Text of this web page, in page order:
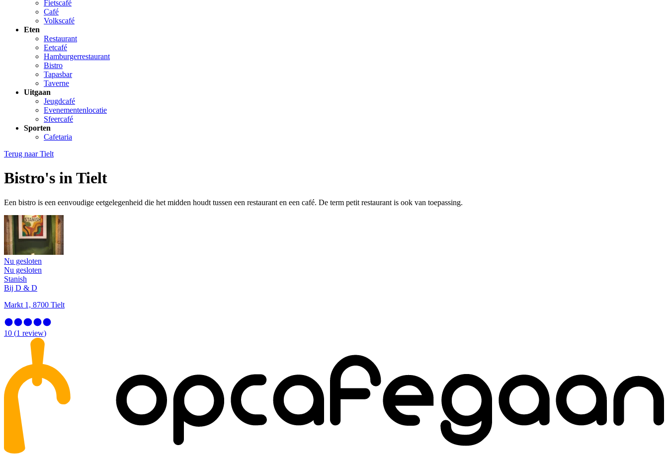
Fietscafé
Café
Volkscafé
Eten
Restaurant
Eetcafé
Hamburgerrestaurant
Bistro
Tapasbar
Taverne
Uitgaan
Jeugdcafé
Evenementenlocatie
Sfeercafé
Sporten
Cafetaria
Terug naar Tielt
Bistro's in Tielt
Een bistro is een eenvoudige eetgelegenheid die het midden houdt tussen een restaurant en een café. De term petit restaurant is ook van toepassing.
Nu gesloten
Nu gesloten
Stanish
Bij D & D
Markt 1, 8700 Tielt
10 (1 review)